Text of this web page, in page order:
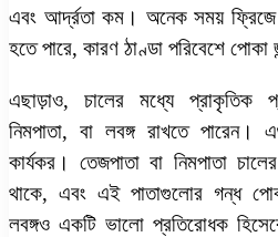
এবং আর্দ্রতা কম। অনেক সময় ফ্রিজে
হতে পারে, কারণ ঠাণ্ডা পরিবেশে পোকা
এছাড়াও, চালের মধ্যে প্রাকৃতিক
নিমপাতা, বা লবঙ্গ রাখতে পারেন।
কার্যকর। তেজপাতা বা নিমপাতা
থাকে, এবং এই পাতাগুলোর গন্ধ
লবঙ্গও একটি ভালো প্রতিরোধক